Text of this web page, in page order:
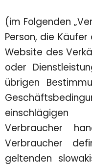
(im Folgenden
Person, die
Website des
oder
übrigen
Verbraucher
Verbraucher
geltenden